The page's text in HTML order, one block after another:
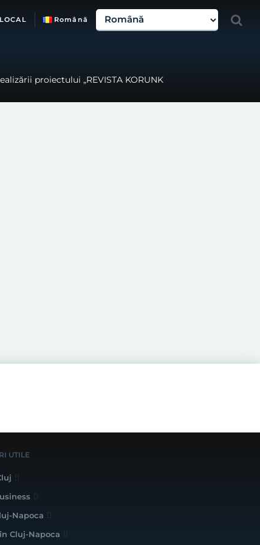
Română
proiectului „REVISTA KORUNK
UTILE
Napoca
Cluj-Napoca